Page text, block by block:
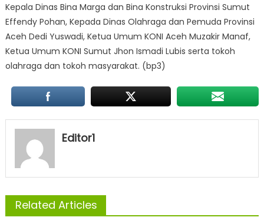
Kepala Dinas Bina Marga dan Bina Konstruksi Provinsi Sumut
Effendy Pohan, Kepada Dinas Olahraga dan Pemuda Provinsi
Aceh Dedi Yuswadi, Ketua Umum KONI Aceh Muzakir Manaf,
Ketua Umum KONI Sumut Jhon Ismadi Lubis serta tokoh
olahraga dan tokoh masyarakat. (bp3)
Editor1
Related Articles